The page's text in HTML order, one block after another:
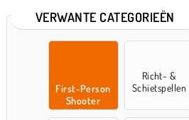
VERWANTE CATEGORIEËN
First-Person
Shooter
Spelletjes
Richt- &
Schietspellen